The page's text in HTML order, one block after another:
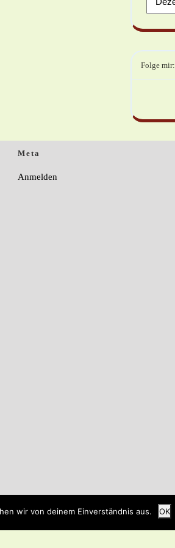
Folge mir:
Meta
Anmelden
wir von deinem Einverständnis aus. OK